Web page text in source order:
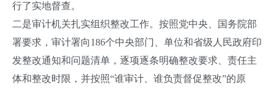
行了实地督查。
二是审计机关扎实组织整改工作。按照党中央、国务院部
署要求，审计署向186个中央部门、单位和省级人民政府印
发整改通知和问题清单，逐项逐条明确整改要求、责任主
体和整改时限，并按照“谁审计、谁负责督促整改”的原